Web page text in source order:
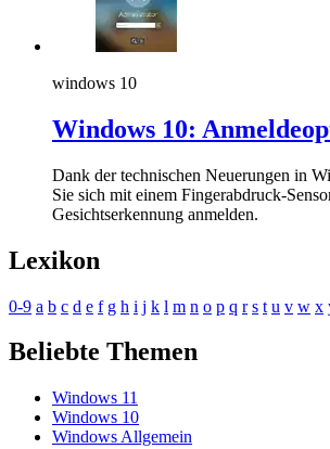
windows 10
Windows 10:
Dank der technischen Neuerungen in
Sie sich mit einem Fingerabdruck-
Gesichtserkennung anmelden.
Lexikon
0-9 a b c d e f g h i j k l m n o p q r s t u v w x
Beliebte Themen
Windows 11
Windows 10
Windows Allgemein